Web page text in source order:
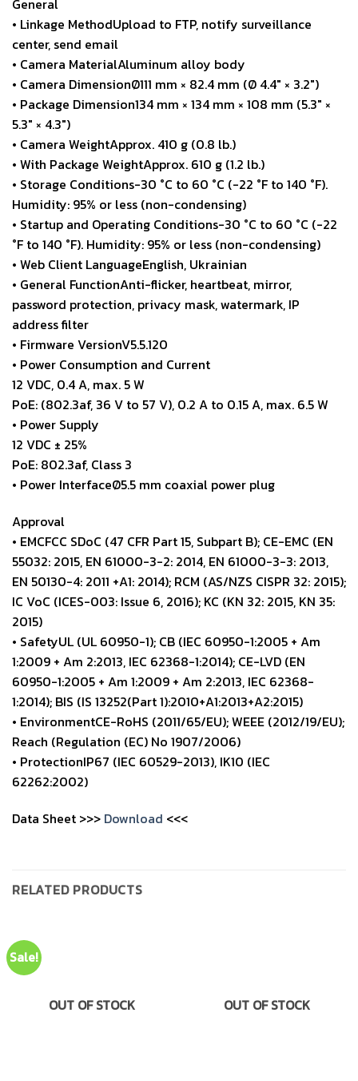
General
• Linkage MethodUpload to FTP, notify surveillance
center, send email
• Camera MaterialAluminum alloy body
• Camera DimensionØ111 mm × 82.4 mm (Ø 4.4″ × 3.2″)
• Package Dimension134 mm × 134 mm × 108 mm (5.3″ ×
5.3″ × 4.3″)
• Camera WeightApprox. 410 g (0.8 lb.)
• With Package WeightApprox. 610 g (1.2 lb.)
• Storage Conditions-30 °C to 60 °C (-22 °F to 140 °F).
Humidity: 95% or less (non-condensing)
• Startup and Operating Conditions-30 °C to 60 °C (-22
°F to 140 °F). Humidity: 95% or less (non-condensing)
• Web Client LanguageEnglish, Ukrainian
• General FunctionAnti-flicker, heartbeat, mirror,
password protection, privacy mask, watermark, IP
address filter
• Firmware VersionV5.5.120
• Power Consumption and Current
12 VDC, 0.4 A, max. 5 W
PoE: (802.3af, 36 V to 57 V), 0.2 A to 0.15 A, max. 6.5 W
• Power Supply
12 VDC ± 25%
PoE: 802.3af, Class 3
• Power InterfaceØ5.5 mm coaxial power plug
Approval
• EMCFCC SDoC (47 CFR Part 15, Subpart B); CE-EMC (EN
55032: 2015, EN 61000-3-2: 2014, EN 61000-3-3: 2013,
EN 50130-4: 2011 +A1: 2014); RCM (AS/NZS CISPR 32: 2015);
IC VoC (ICES-003: Issue 6, 2016); KC (KN 32: 2015, KN 35:
2015)
• SafetyUL (UL 60950-1); CB (IEC 60950-1:2005 + Am
1:2009 + Am 2:2013, IEC 62368-1:2014); CE-LVD (EN
60950-1:2005 + Am 1:2009 + Am 2:2013, IEC 62368-
1:2014); BIS (IS 13252(Part 1):2010+A1:2013+A2:2015)
• EnvironmentCE-RoHS (2011/65/EU); WEEE (2012/19/EU);
Reach (Regulation (EC) No 1907/2006)
• ProtectionIP67 (IEC 60529-2013), IK10 (IEC
62262:2002)
Data Sheet >>> Download <<<
RELATED PRODUCTS
Sale!
OUT OF STOCK OUT OF STOCK